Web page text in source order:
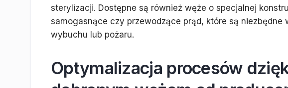
sterylizacji. Dostępne są również węże o specjalnej
samogasnące czy przewodzące prąd, które są
wybuchu lub pożaru.
Optymalizacja procesów